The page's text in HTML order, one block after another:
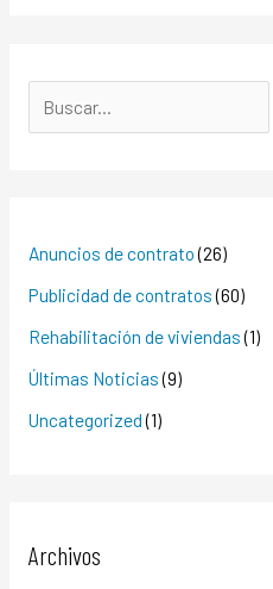
Anuncios de contrato(26)
Publicidad de contratos(60)
Rehabilitación de viviendas(1)
Últimas Noticias(9)
Uncategorized(1)
Archivos